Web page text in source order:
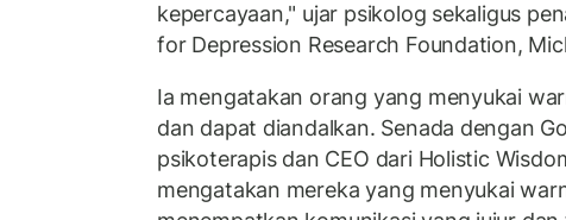
kepercayaan," ujar psikolog sekaligus
for Depression Research Foundation,
Ia mengatakan orang yang menyukai
dan dapat diandalkan. Senada dengan
psikoterapis dan CEO dari Holistic
mengatakan mereka yang menyukai